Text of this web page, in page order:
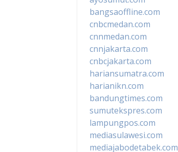
bangsaoffline.com
cnbcmedan.com
cnnmedan.com
cnnjakarta.com
cnbcjakarta.com
hariansumatra.com
harianikn.com
bandungtimes.com
sumutekspres.com
lampungpos.com
mediasulawesi.com
mediajabodetabek.com